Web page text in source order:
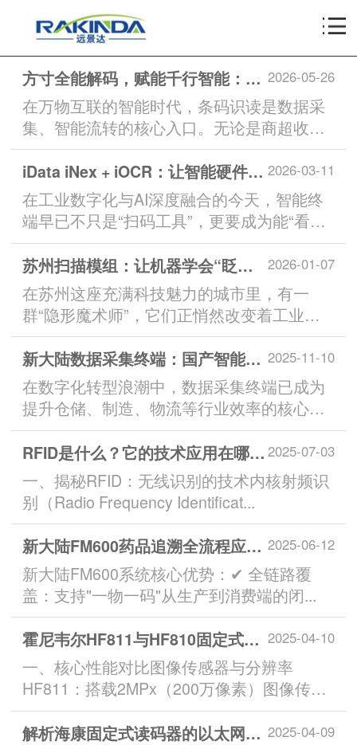
2026-05-26
方寸全能解码，赋能千行智能：新大陆N1系列扫描模组实力出圈
在万物互联的智能时代，条码识读是数据采
集、智能流转的核心入口。无论是商超收
银、物流分拣，还是医疗检测...
2026-03-11
iData iNex + iOCR：让智能硬件读懂世界的新范式
在工业数字化与AI深度融合的今天，智能终
端早已不只是“扫码工具”，更要成为能“看
懂、理解、协同”的业...
2026-01-07
苏州扫描模组：让机器学会“眨眼识物”的魔法
在苏州这座充满科技魅力的城市里，有一
群“隐形魔术师”，它们正悄然改变着工业世
界的运行方式。这些魔术师...
2025-11-10
新大陆数据采集终端：国产智能终端的工业革新力量
在数字化转型浪潮中，数据采集终端已成为
提升仓储、制造、物流等行业效率的核心工
具。新大陆作为国产智能终...
2025-07-03
RFID是什么？它的技术应用在哪些方面
一、揭秘RFID：无线识别的技术内核射频识
别（Radio Frequency Identificat...
2025-06-12
新大陆FM600药品追溯全流程应用场景
新大陆FM600系统核心优势：✔ 全链路覆
盖：支持"一物一码"从生产到消费端的闭...
2025-04-10
霍尼韦尔HF811与HF810固定式读码器对比与选型指南
一、‌核心性能对比‌图像传感器与分辨率‌
HF811‌：搭载2MPx（200万像素）图像传感
器，支持最...
2025-04-09
解析海康固定式读码器的以太网接口